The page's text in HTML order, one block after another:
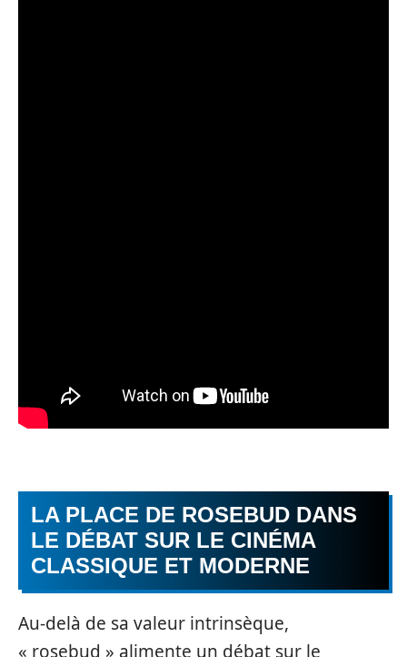
LA PLACE DE ROSEBUD DANS
LE DÉBAT SUR LE CINÉMA
CLASSIQUE ET MODERNE
Au-delà de sa valeur intrinsèque,
« rosebud » alimente un débat sur le